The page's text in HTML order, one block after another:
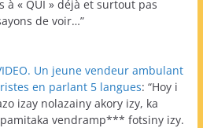
à « QUI » déjà et surtout pas
de voir…”
Un jeune vendeur ambulant
en parlant 5 langues: “Hoy i
izay nolazainy akory izy, ka
vendramp*** fotsiny izy.